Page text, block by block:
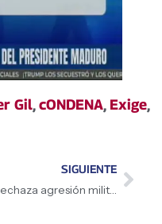
Gil,cONDENA, Exige,
SIGUIENTE
TSJ rechaza agresión militar y secuestro del presidente de Venezuela